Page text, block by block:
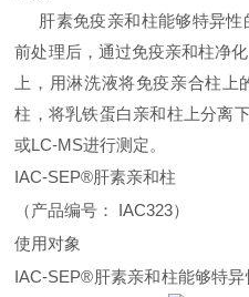
肝素免疫亲和柱能够特异性
前处理后，通过免疫亲和柱净
上，用淋洗液将免疫亲合柱
柱，将乳铁蛋白亲和柱上分离
或LC-MS进行测定。
IAC-SEP®肝素亲和柱
（产品编号： IAC323）
使用对象
IAC-SEP®肝素亲和柱能够特